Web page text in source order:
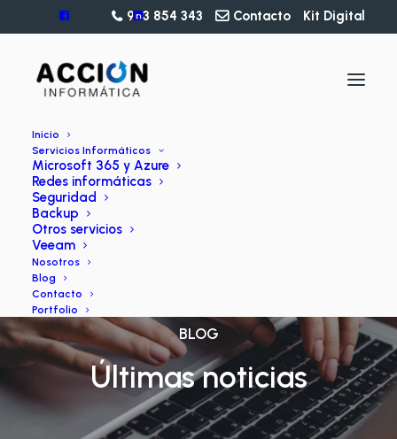
963 854 343 Contacto Kit Digital
Inicio
Servicios Informáticos
Microsoft 365 y Azure
Redes informáticas
Seguridad
Backup
Otros servicios
Veeam
Nosotros
Blog
Contacto
Portfolio
BLOG
Últimas noticias